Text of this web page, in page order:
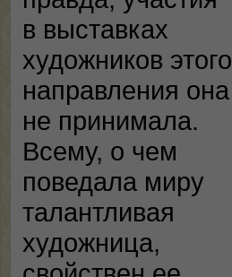
в выставках
художников этого
направления она
не принимала.
Всему, о чем
поведала миру
талантливая
художница,